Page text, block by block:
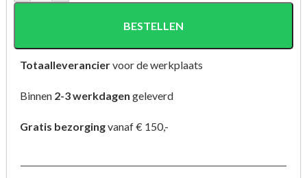
BESTELLEN
Totaalleveranciervoor de werkplaats
Binnen 2-3 werkdagen geleverd
Gratis bezorgingvanaf € 150,-